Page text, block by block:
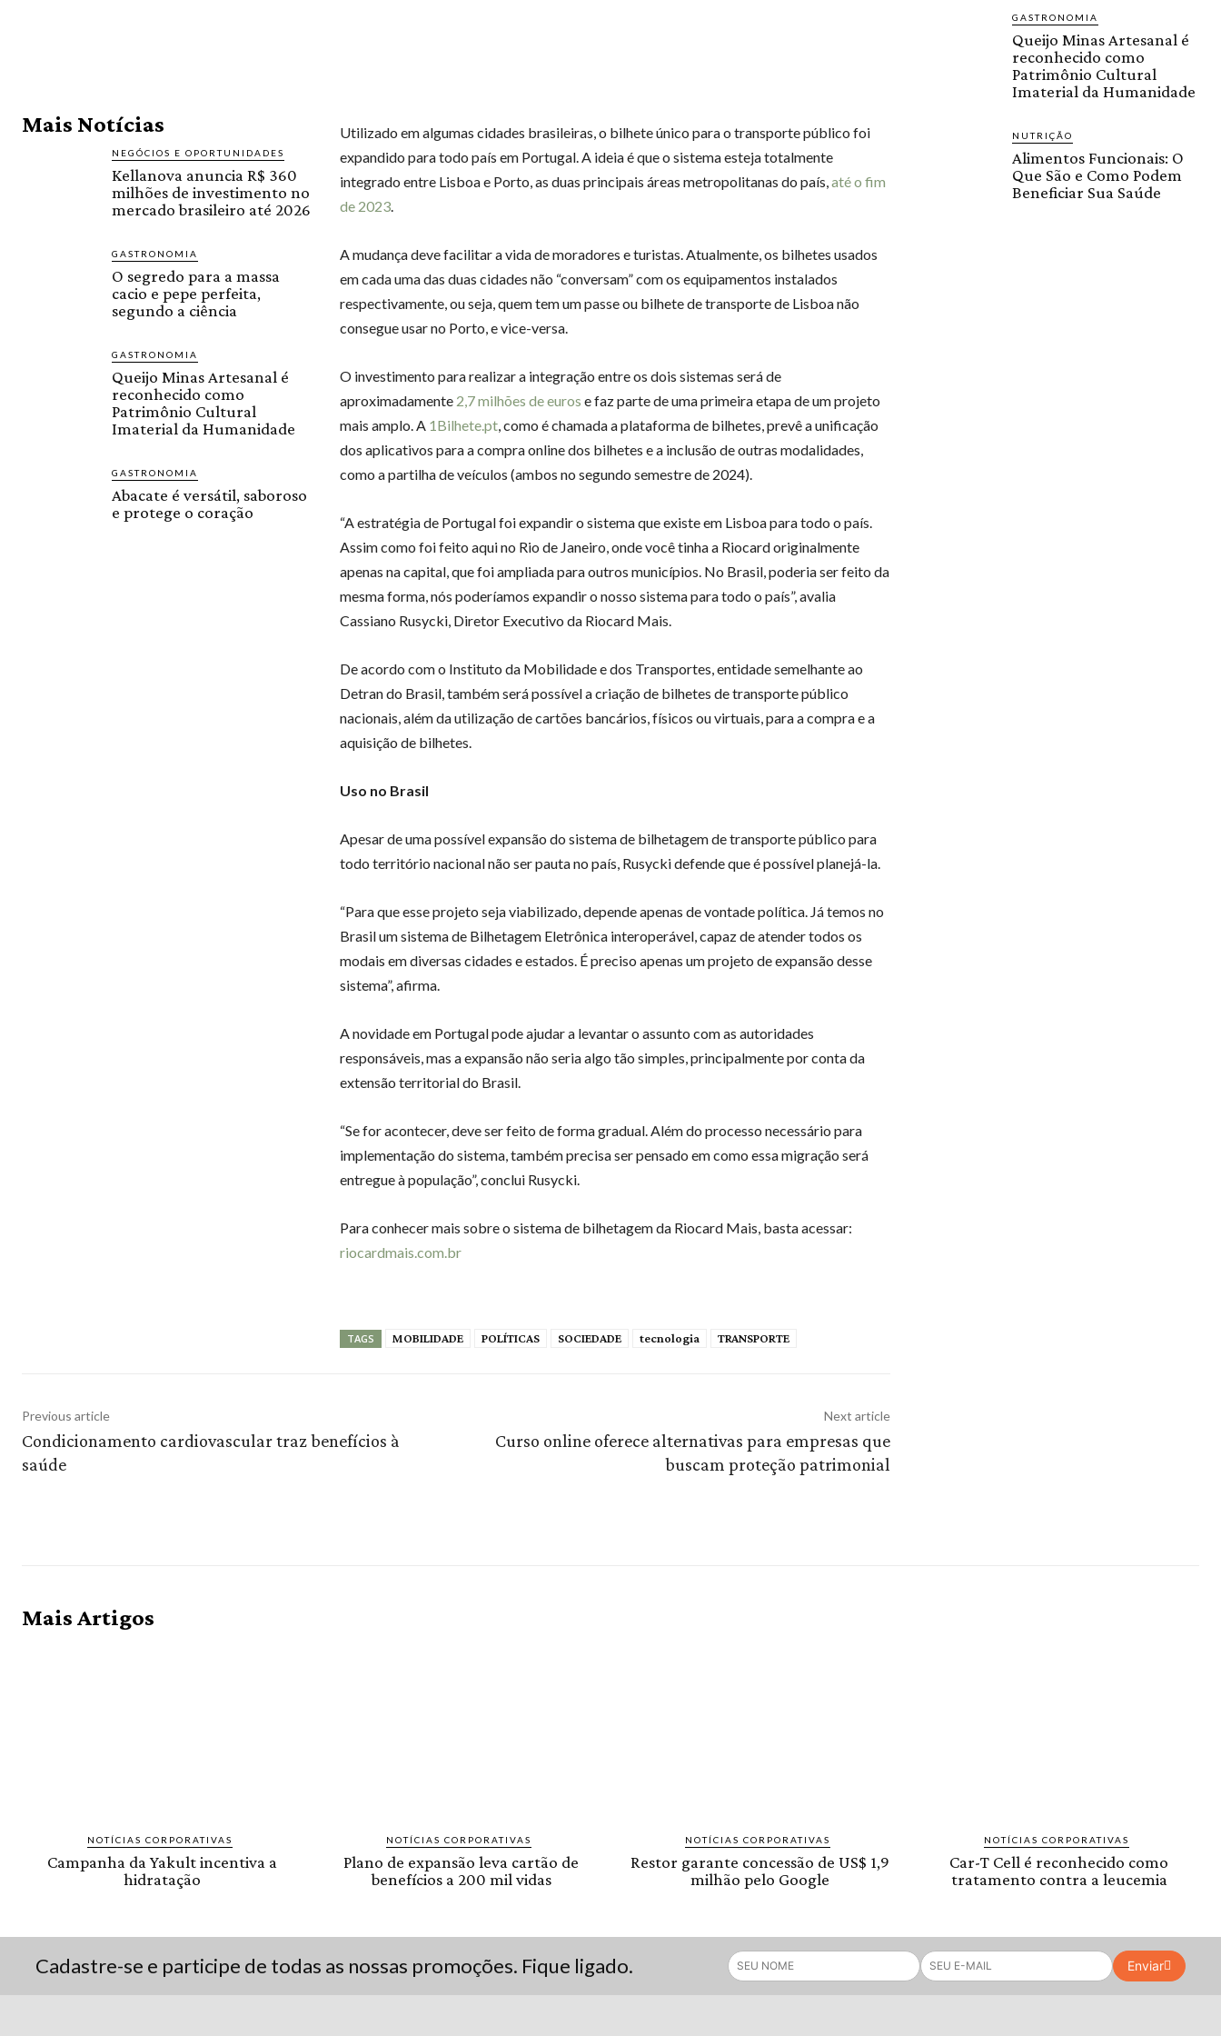
Mais Notícias
NEGÓCIOS E OPORTUNIDADES
Kellanova anuncia R$ 360
milhões de investimento no
mercado brasileiro até 2026
GASTRONOMIA
O segredo para a massa
cacio e pepe perfeita,
segundo a ciência
GASTRONOMIA
Queijo Minas Artesanal é
reconhecido como
Patrimônio Cultural
Imaterial da Humanidade
GASTRONOMIA
Abacate é versátil, saboroso
e protege o coração
Utilizado em algumas cidades brasileiras, o bilhete único para o transporte público foi
expandido para todo país em Portugal. A ideia é que o sistema esteja totalmente
integrado entre Lisboa e Porto, as duas principais áreas metropolitanas do país,até o fim
de 2023.
A mudança deve facilitar a vida de moradores e turistas. Atualmente, os bilhetes usados
em cada uma das duas cidades não “conversam” com os equipamentos instalados
respectivamente, ou seja, quem tem um passe ou bilhete de transporte de Lisboa não
consegue usar no Porto, e vice-versa.
O investimento para realizar a integração entre os dois sistemas será de
aproximadamente 2,7 milhões de euros e faz parte de uma primeira etapa de um projeto
mais amplo. A 1Bilhete.pt, como é chamada a plataforma de bilhetes, prevê a unificação
dos aplicativos para a compra online dos bilhetes e a inclusão de outras modalidades,
como a partilha de veículos (ambos no segundo semestre de 2024).
“A estratégia de Portugal foi expandir o sistema que existe em Lisboa para todo o país.
Assim como foi feito aqui no Rio de Janeiro, onde você tinha a Riocard originalmente
apenas na capital, que foi ampliada para outros municípios. No Brasil, poderia ser feito da
mesma forma, nós poderíamos expandir o nosso sistema para todo o país”, avalia
Cassiano Rusycki, Diretor Executivo da Riocard Mais.
De acordo com o Instituto da Mobilidade e dos Transportes, entidade semelhante ao
Detran do Brasil, também será possível a criação de bilhetes de transporte público
nacionais, além da utilização de cartões bancários, físicos ou virtuais, para a compra e a
aquisição de bilhetes.
Uso no Brasil
Apesar de uma possível expansão do sistema de bilhetagem de transporte público para
todo território nacional não ser pauta no país, Rusycki defende que é possível planejá-la.
“Para que esse projeto seja viabilizado, depende apenas de vontade política. Já temos no
Brasil um sistema de Bilhetagem Eletrônica interoperável, capaz de atender todos os
modais em diversas cidades e estados. É preciso apenas um projeto de expansão desse
sistema”, afirma.
A novidade em Portugal pode ajudar a levantar o assunto com as autoridades
responsáveis, mas a expansão não seria algo tão simples, principalmente por conta da
extensão territorial do Brasil.
“Se for acontecer, deve ser feito de forma gradual. Além do processo necessário para
implementação do sistema, também precisa ser pensado em como essa migração será
entregue à população”, conclui Rusycki.
Para conhecer mais sobre o sistema de bilhetagem da Riocard Mais, basta acessar:
riocardmais.com.br
TAGS MOBILIDADE POLÍTICAS SOCIEDADE tecnologia TRANSPORTE
Previous article
Condicionamento cardiovascular traz benefícios à
saúde
Next article
Curso online oferece alternativas para empresas que
buscam proteção patrimonial
GASTRONOMIA
Queijo Minas Artesanal é
reconhecido como
Patrimônio Cultural
Imaterial da Humanidade
NUTRIÇÃO
Alimentos Funcionais: O
Que São e Como Podem
Beneficiar Sua Saúde
Mais Artigos
NOTÍCIAS CORPORATIVAS
Campanha da Yakult incentiva a
hidratação
NOTÍCIAS CORPORATIVAS
Plano de expansão leva cartão de
benefícios a 200 mil vidas
NOTÍCIAS CORPORATIVAS
Restor garante concessão de US$ 1,9
milhão pelo Google
NOTÍCIAS CORPORATIVAS
Car-T Cell é reconhecido como
tratamento contra a leucemia
Cadastre-se e participe de todas as nossas promoções. Fique ligado. Enviar